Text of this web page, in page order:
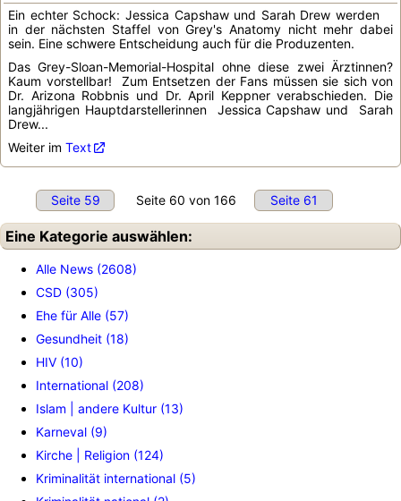
Ein echter Schock: Jessica Capshaw und Sarah Drew werden
in der nächsten Staffel von Grey's Anatomy nicht mehr dabei
sein. Eine schwere Entscheidung auch für die Produzenten.
Das Grey-Sloan-Memorial-Hospital ohne diese zwei Ärztinnen?
Kaum vorstellbar! Zum Entsetzen der Fans müssen sie sich von
Dr. Arizona Robbnis und Dr. April Keppner verabschieden. Die
langjährigen Hauptdarstellerinnen Jessica Capshaw und Sarah
Drew...
Weiter im Text
Seite 59 Seite 60 von 166 Seite 61
Eine Kategorie auswählen:
Alle News (2608)
CSD (305)
Ehe für Alle (57)
Gesundheit (18)
HIV (10)
International (208)
Islam | andere Kultur (13)
Karneval (9)
Kirche | Religion (124)
Kriminalität international (5)